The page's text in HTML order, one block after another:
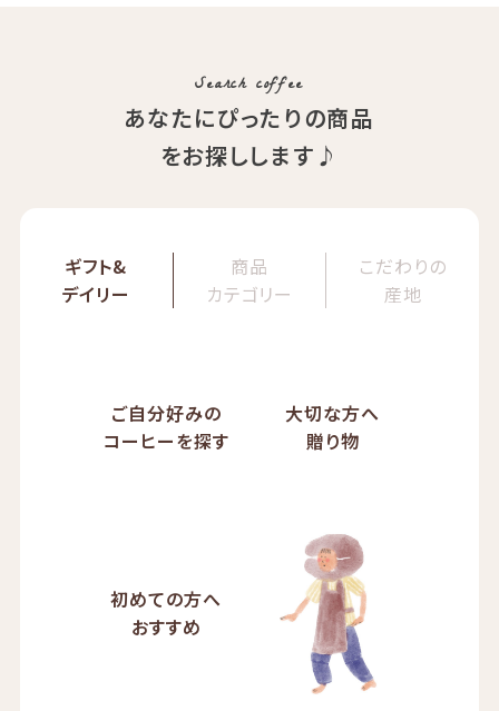
Search coffee
あなたにぴったりの商品
をお探しします♪
ギフト&
デイリー
商品
カテゴリー
こだわりの
産地
ご自分好みの
コーヒーを探す
大切な方へ
贈り物
初めての方へ
おすすめ